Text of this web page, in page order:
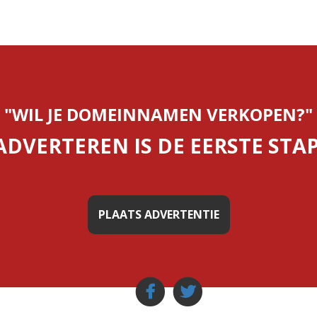
"WIL JE DOMEINNAMEN VERKOPEN?"
IS DE EERSTE
PLAATS ADVERTENTIE